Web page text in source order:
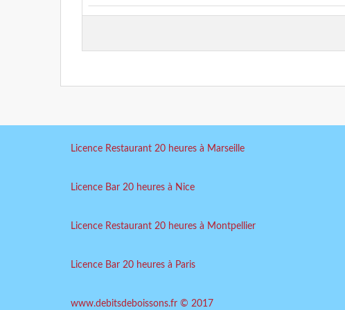
Licence Restaurant 20 heures à Marseille
Licence Bar 20 heures à Nice
Licence Restaurant 20 heures à Montpellier
Licence Bar 20 heures à Paris
www.debitsdeboissons.fr © 2017